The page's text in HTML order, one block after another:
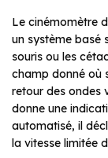
Le cinémomètre
un système basé
souris ou les
champ donné où
retour des ondes
donne une
automatisé, il
la vitesse limitée